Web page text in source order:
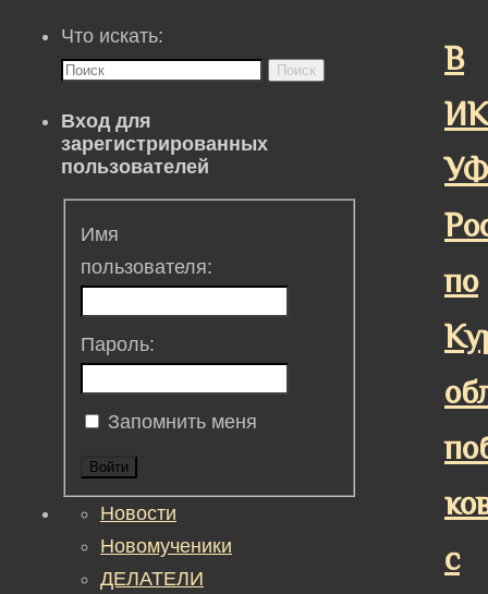
В
по
с
Что искать:
Поиск
Вход для
зарегистрированных
пользователей
Имя
пользователя:
Пароль:
Запомнить меня
Войти
Новости
Новомученики
ДЕЛАТЕЛИ